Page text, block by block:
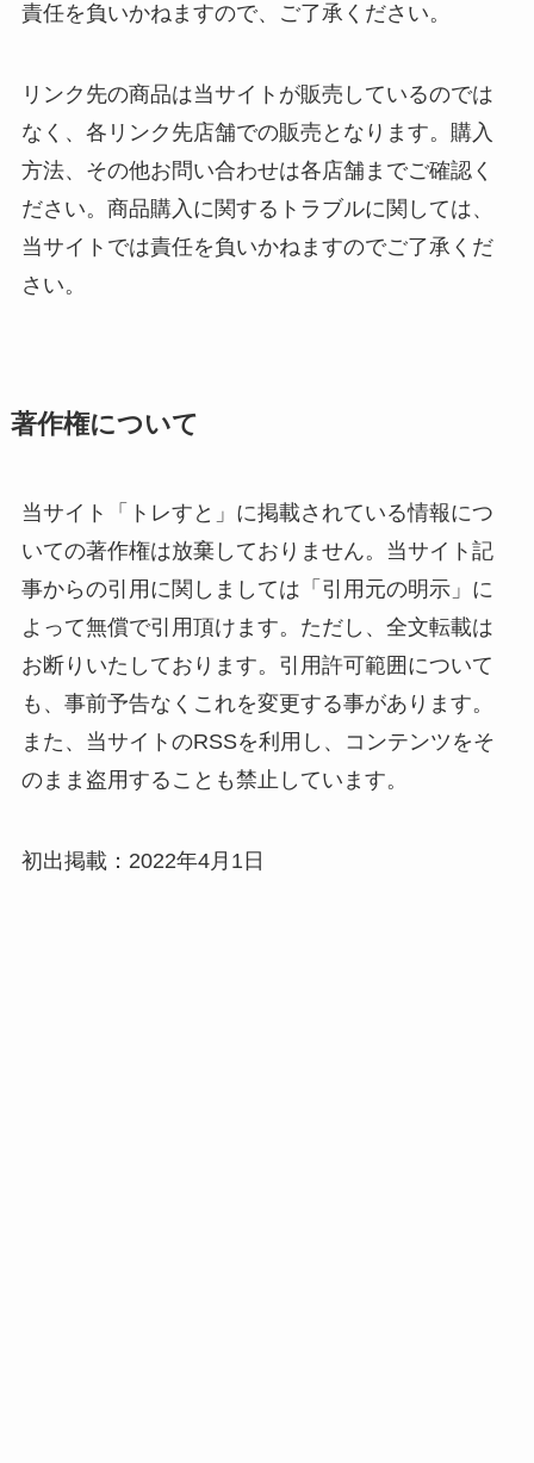
責任を負いかねますので、ご了承ください。
リンク先の商品は当サイトが販売しているのでは
なく、各リンク先店舗での販売となります。購入
方法、その他お問い合わせは各店舗までご確認く
ださい。商品購入に関するトラブルに関しては、
当サイトでは責任を負いかねますのでご了承くだ
さい。
著作権について
当サイト「トレすと」に掲載されている情報につ
いての著作権は放棄しておりません。当サイト記
事からの引用に関しましては「引用元の明示」に
よって無償で引用頂けます。ただし、全文転載は
お断りいたしております。引用許可範囲について
も、事前予告なくこれを変更する事があります。
また、当サイトのRSSを利用し、コンテンツをそ
のまま盗用することも禁止しています。
初出掲載：2022年4月1日